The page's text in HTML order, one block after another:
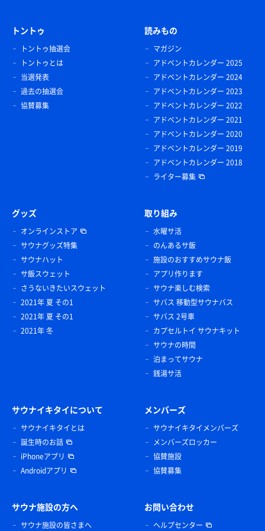
トントゥ
トントゥ抽選会
トントゥとは
当選発表
過去の抽選会
協賛募集
読みもの
マガジン
アドベントカレンダー 2025
アドベントカレンダー 2024
アドベントカレンダー 2023
アドベントカレンダー 2022
アドベントカレンダー 2021
アドベントカレンダー 2020
アドベントカレンダー 2019
アドベントカレンダー 2018
ライター募集
グッズ
オンラインストア
サウナグッズ特集
サウナハット
サ飯スウェット
さうないきたいスウェット
2021年 夏 その1
2021年 夏 その1
2021年 冬
取り組み
水曜サ活
のんあるサ飯
施設のおすすめサウナ飯
アプリ作ります
サウナ楽しむ検索
サバス 移動型サウナバス
サバス 2号車
カプセルトイ サウナキット
サウナの時間
泊まってサウナ
銭湯サ活
サウナイキタイについて
サウナイキタイとは
誕生時のお話
iPhoneアプリ
Androidアプリ
メンバーズ
サウナイキタイメンバーズ
メンバーズロッカー
協賛施設
協賛募集
サウナ施設の方へ
サウナ施設の皆さまへ
お問い合わせ
ヘルプセンター